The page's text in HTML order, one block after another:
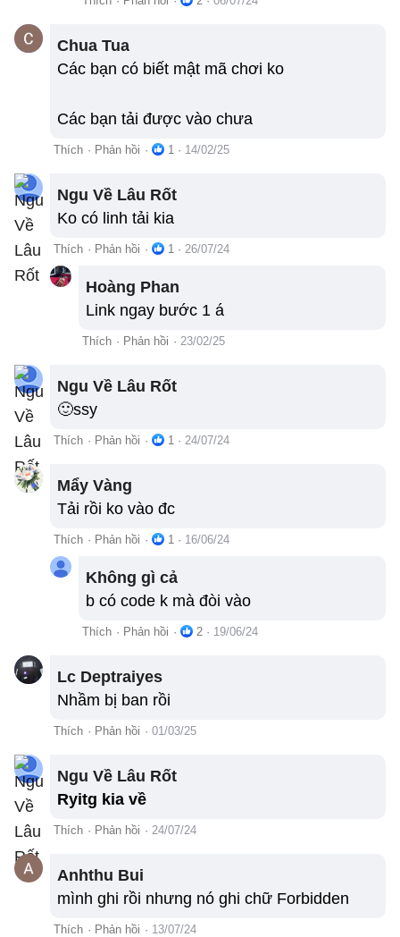
Chua Tua
Các bạn có biết mật mã chơi ko
Các bạn tải được vào chưa
Thích · Phản hồi · 1 · 14/02/25
Ngu Về Lâu Rốt
Ko có linh tải kia
Thích · Phản hồi · 1 · 26/07/24
Hoàng Phan
Link ngay bước 1 á
Thích · Phản hồi · 23/02/25
Ngu Về Lâu Rốt
🙂ssy
Thích · Phản hồi · 1 · 24/07/24
Mẩy Vàng
Tải rồi ko vào đc
Thích · Phản hồi · 1 · 16/06/24
Không gì cả
b có code k mà đòi vào
Thích · Phản hồi · 2 · 19/06/24
Lc Deptraiyes
Nhầm bị ban rồi
Thích · Phản hồi · 01/03/25
Ngu Về Lâu Rốt
Ryitg kia về
Thích · Phản hồi · 24/07/24
Anhthu Bui
mình ghi rồi nhưng nó ghi chữ Forbidden
Thích · Phản hồi · 13/07/24